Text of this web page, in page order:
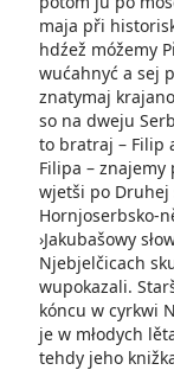
maja při
hdźež móžemy
wućahnyć a sej
znatymaj
so na dweju
to bratraj – Filip
Filipa – znajemy
wjetši po Druhej
Hornjoserbsko-
›Jakubašowy
Njebjelčicach
wupokazali.
kóncu w cyrkwi
je w młodych
tehdy jeho